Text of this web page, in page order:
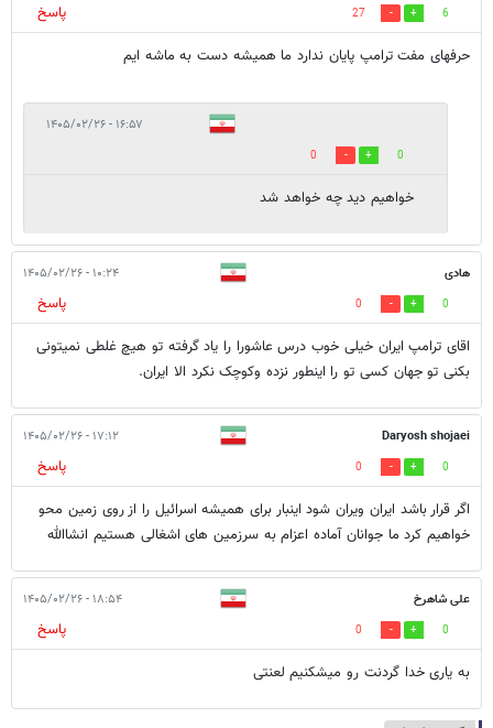
6
27
پاسخ
حرفهای مفت ترامپ پایان ندارد ما همیشه دست به ماشه ایم
۱۶:۵۷ - ۱۴۰۵/۰۲/۲۶
0
0
خواهیم دید چه خواهد شد
هادی ۱۰:۲۴ - ۱۴۰۵/۰۲/۲۶
0
0
پاسخ
اقای ترامپ ایران خیلی خوب درس عاشورا را یاد گرفته تو هیچ غلطی نمیتونی
بکنی تو جهان کسی تو را اینطور نزده وکوچک نکرد الا ایران.
Daryosh shojaei ۱۷:۱۲ - ۱۴۰۵/۰۲/۲۶
0
0
پاسخ
اگر قرار باشد ایران ویران شود اینبار برای همیشه اسرائیل را از روی زمین محو
خواهیم کرد ما جوانان آماده اعزام به سرزمین های اشغالی هستیم انشاالله
علی شاهرخ ۱۸:۵۴ - ۱۴۰۵/۰۲/۲۶
0
0
پاسخ
به یاری خدا گردنت رو میشکنیم لعنتی